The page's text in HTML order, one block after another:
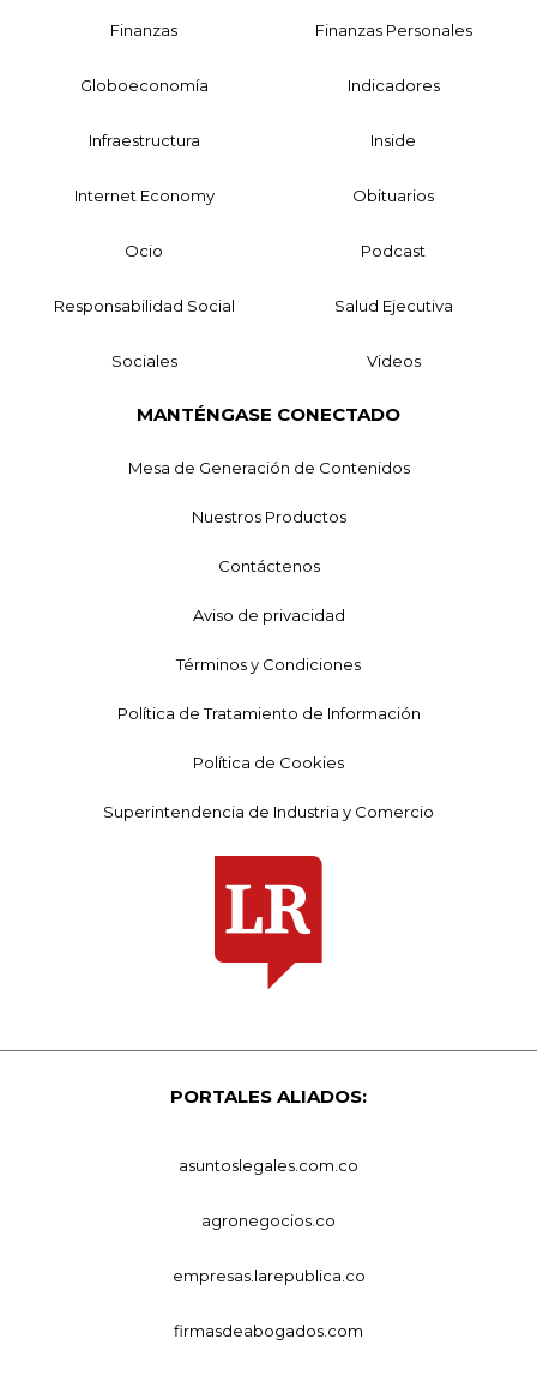
Finanzas Finanzas Personales
Globoeconomía Indicadores
Infraestructura Inside
Internet Economy Obituarios
Ocio Podcast
Responsabilidad Social Salud Ejecutiva
Sociales Videos
MANTÉNGASE CONECTADO
Mesa de Generación de Contenidos
Nuestros Productos
Contáctenos
Aviso de privacidad
Términos y Condiciones
Política de Tratamiento de Información
Política de Cookies
Superintendencia de Industria y Comercio
PORTALES ALIADOS:
asuntoslegales.com.co
agronegocios.co
empresas.larepublica.co
firmasdeabogados.com